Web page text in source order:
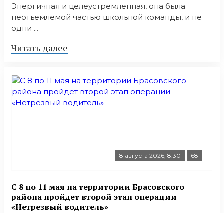
Энергичная и целеустремленная, она была
неотъемлемой частью школьной команды, и не
одни ...
Читать далее
8 августа 2026, 8:30 68
С 8 по 11 мая на территории Брасовского
района пройдет второй этап операции
«Нетрезвый водитель»